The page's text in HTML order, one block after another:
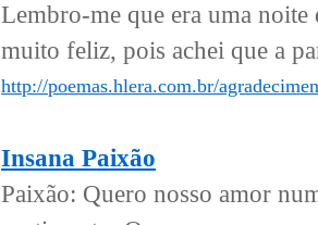
Lembro-me que era uma noite
muito feliz, pois achei que a
http://poemas.hlera.com.br/
Insana Paixão
Paixão: Quero nosso amor